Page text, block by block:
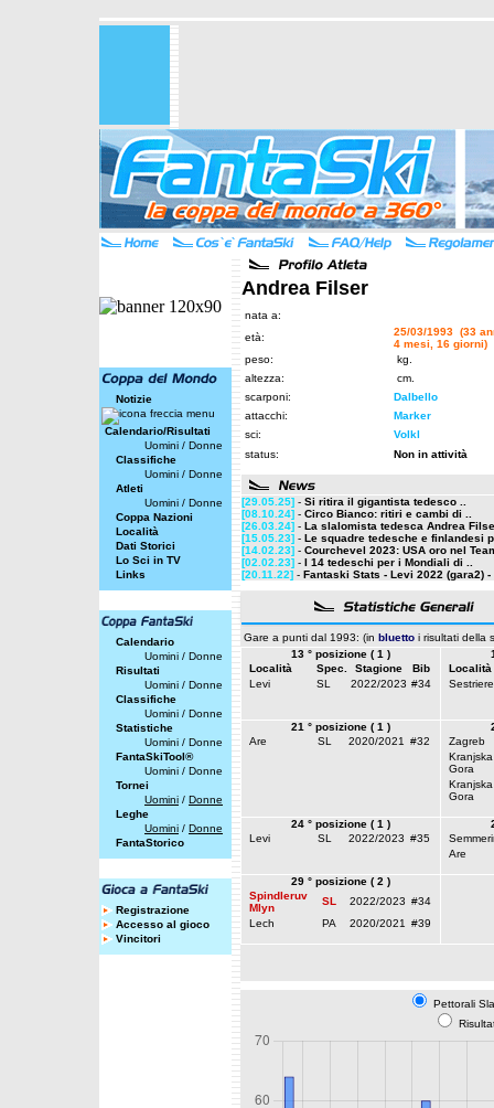
Notizie
Calendario/Risultati
Uomini / Donne
Classifiche
Uomini / Donne
Atleti
Uomini / Donne
Coppa Nazioni
Località
Dati Storici
Lo Sci in TV
Links
Calendario
Uomini / Donne
Risultati
Uomini / Donne
Classifiche
Uomini / Donne
Statistiche
Uomini / Donne
FantaSkiTool®
Uomini / Donne
Tornei
Uomini / Donne
Leghe
Uomini / Donne
FantaStorico
Registrazione
Accesso al gioco
Vincitori
Andrea Filser
nata a:
età:
25/03/1993 (33
4 mesi, 16 giorni)
peso:
kg.
altezza:
cm.
scarponi:
Dalbello
attacchi:
Marker
sci:
Volkl
status:
Non in attività
[29.05.25] - Si ritira il gigantista tedesco ..
[08.10.24] - Circo Bianco: ritiri e cambi di ..
[26.03.24] - La slalomista tedesca Andrea
[15.05.23] - Le squadre tedesche e finlandesi
[14.02.23] - Courchevel 2023: USA oro nel
[02.02.23] - I 14 tedeschi per i Mondiali di ..
[20.11.22] - Fantaski Stats - Levi 2022 (gara2) -
Gare a punti dal 1993: (in bluetto i risultati della
13 ° posizione ( 1 )
Località
Spec. Stagione
Bib
Levi
SL 2022/2023 #34
Località
Sestriere
21 ° posizione ( 1 )
Are
SL 2020/2021 #32
Zagreb
Kranjska
Gora
Kranjska
Gora
24 ° posizione ( 1 )
Levi
SL 2022/2023 #35
Are
29 ° posizione ( 2 )
Spindleruv
Mlyn
SL 2022/2023 #34
Lech
PA 2020/2021 #39
Pettorali